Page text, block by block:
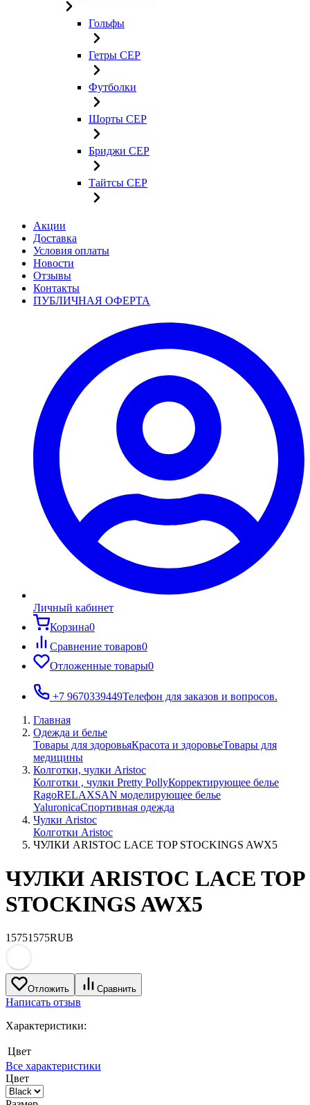
Гольфы
Гетры CEP
Футболки
Шорты CEP
Бриджи CEP
Тайтсы CEP
Акции
Доставка
Условия оплаты
Новости
Отзывы
Контакты
ПУБЛИЧНАЯ ОФЕРТА
Личный кабинет
Корзина0
Сравнение товаров0
Отложенные товары0
+7 9670339449Телефон для заказов и вопросов.
Главная
Одежда и белье
Товары для здоровьяКрасота и здоровьеТовары для
медицины
Колготки, чулки Aristoc
Колготки , чулки Pretty PollyКорректирующее белье
RagoRELAXSAN моделирующее белье
YaluroniсaСпортивная одежда
Чулки Aristoc
Колготки Aristoc
ЧУЛКИ ARISTOC LACE TOP STOCKINGS AWX5
ЧУЛКИ ARISTOC LACE TOP
STOCKINGS AWX5
15751575RUB
Отложить Сравнить
Написать отзыв
Характеристики:
Цвет
Все характеристики
Цвет